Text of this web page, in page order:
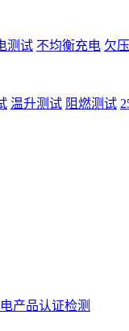
测试 不均衡充电 欠
温升测试 阻燃测试
产品认证检测